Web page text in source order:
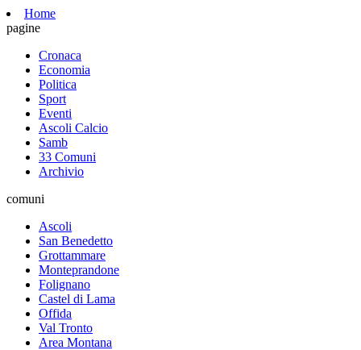
Home
pagine
Cronaca
Economia
Politica
Sport
Eventi
Ascoli Calcio
Samb
33 Comuni
Archivio
comuni
Ascoli
San Benedetto
Grottammare
Monteprandone
Folignano
Castel di Lama
Offida
Val Tronto
Area Montana